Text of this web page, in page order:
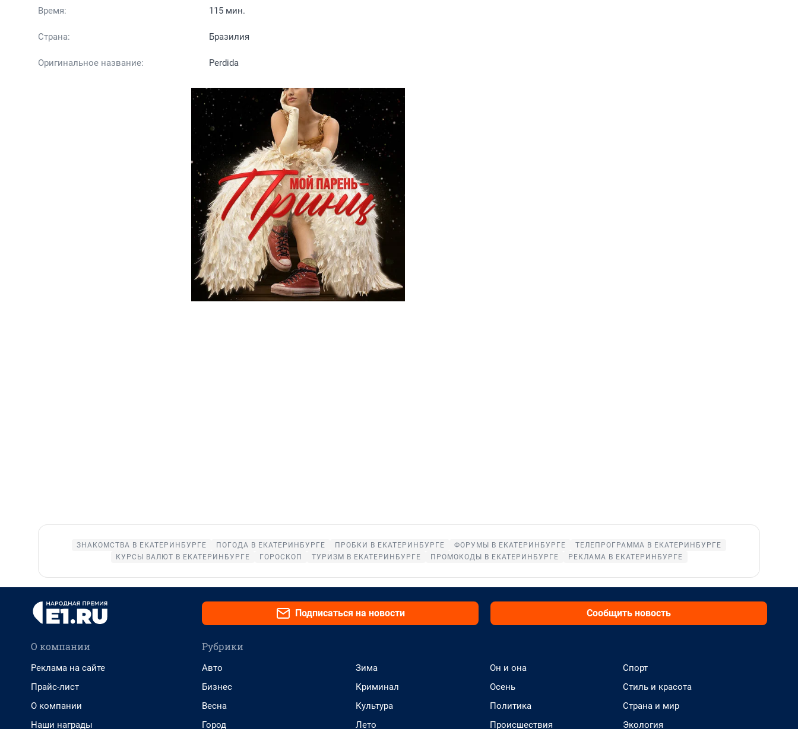
Время: 115 мин.
Страна: Бразилия
Оригинальное название: Perdida
ЗНАКОМСТВА В ЕКАТЕРИНБУРГЕ ПОГОДА В ЕКАТЕРИНБУРГЕ ПРОБКИ В ЕКАТЕРИНБУРГЕ ФОРУМЫ В ЕКАТЕРИНБУРГЕ
ТЕЛЕПРОГРАММА В ЕКАТЕРИНБУРГЕ
КУРСЫ ВАЛЮТ В ЕКАТЕРИНБУРГЕ
ГОРОСКОП ТУРИЗМ В ЕКАТЕРИНБУРГЕ ПРОМОКОДЫ В ЕКАТЕРИНБУРГЕ РЕКЛАМА В ЕКАТЕРИНБУРГЕ
Подписаться на новости Сообщить новость
О компании
Реклама на сайте
Прайс-лист
О компании
Наши награды
Рубрики
Авто
Бизнес
Весна
Город
Зима
Криминал
Культура
Лето
Он и она
Осень
Политика
Происшествия
Спорт
Стиль и красота
Страна и мир
Экология